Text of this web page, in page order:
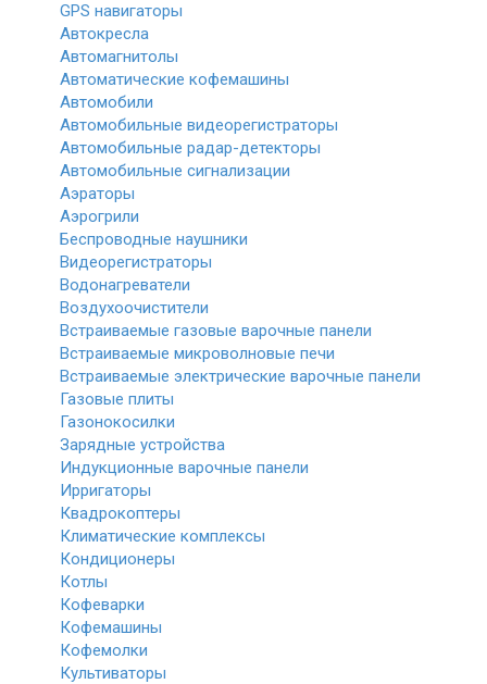
GPS навигаторы
Автокресла
Автомагнитолы
Автоматические кофемашины
Автомобили
Автомобильные видеорегистраторы
Автомобильные радар-детекторы
Автомобильные сигнализации
Аэраторы
Аэрогрили
Беспроводные наушники
Видеорегистраторы
Водонагреватели
Воздухоочистители
Встраиваемые газовые варочные панели
Встраиваемые микроволновые печи
Встраиваемые электрические варочные панели
Газовые плиты
Газонокосилки
Зарядные устройства
Индукционные варочные панели
Ирригаторы
Квадрокоптеры
Климатические комплексы
Кондиционеры
Котлы
Кофеварки
Кофемашины
Кофемолки
Культиваторы